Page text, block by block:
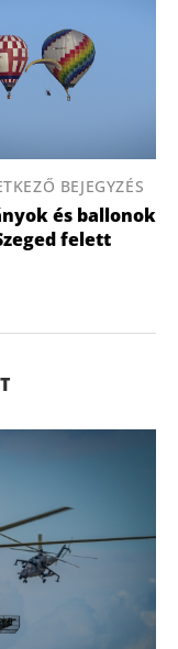
BEJEGYZÉS
és ballonok
felett